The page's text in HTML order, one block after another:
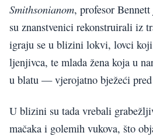
Smithsonianom, profesor
su znanstvenici rekonstruirali iz
igraju se u blizini lokvi, lovci koji
ljenjivca, te mlada žena koja u
u blatu — vjerojatno bježeći pred
U blizini su tada vrebali
mačaka i golemih vukova, što